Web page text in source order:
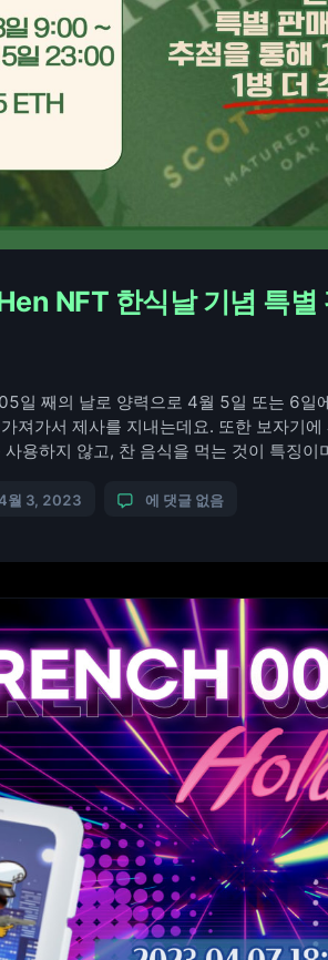
NFT 한식날 기념 특별
일 째의 날로 양력으로 4월 5일 또는 6일에
져가서 제사를 지내는데요. 또한 보자기
용하지 않고, 찬 음식을 먹는 것이 특징
월 3, 2023 에 댓글 없음